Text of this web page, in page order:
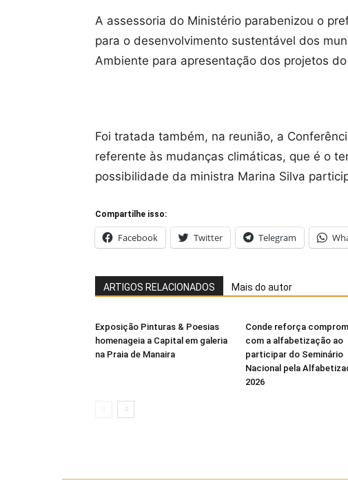
A assessoria do Ministério parabenizou o
para o desenvolvimento sustentável dos
Ambiente para apresentação dos projetos
Foi tratada também, na reunião, a
referente às mudanças climáticas, que é o
possibilidade da ministra Marina Silva
Compartilhe isso:
Facebook Twitter Telegram
ARTIGOS RELACIONADOS Mais do autor
Exposição Pinturas & Poesias
homenageia a Capital em galeria
na Praia de Manaira
Conde reforça
com a alfabetização ao
participar do Seminário
Nacional pela
2026